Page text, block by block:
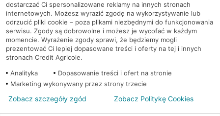
Regulamin serwisu
Mapa serwisu
PolitykaCookies
© 2026 Credit Agricole Bank Polska S.A. Wszelkie prawa zastrzeżone
dostarczać Ci spersonalizowane reklamy na innych stronach
internetowych. Możesz wyrazić zgodę na wykorzystywanie lub
odrzucić pliki cookie – poza plikami niezbędnymi do funkcjonowania
serwisu. Zgody są dobrowolne i możesz je wycofać w każdym
momencie. Wyrażenie zgody sprawi, że będziemy mogli
prezentować Ci lepiej dopasowane treści i oferty na tej i innych
stronach Credit Agricole.
Analityka
Dopasowanie treści i ofert na stronie
Marketing wykonywany przez strony trzecie
Zobacz szczegóły zgód Zobacz Politykę Cookies